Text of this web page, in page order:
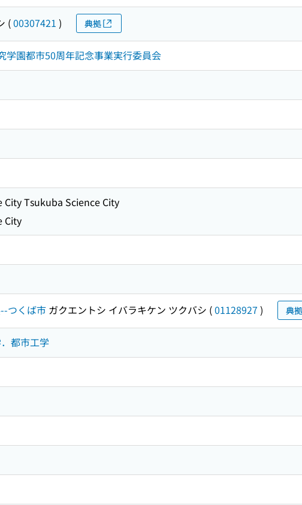
(00307421 ) 典拠
学園都市50周年記念事業実行委員会
City Tsukuba Science City
City
つくば市 ガクエントシ イバラキケン ツクバシ (01128927 ) 典拠
都市工学